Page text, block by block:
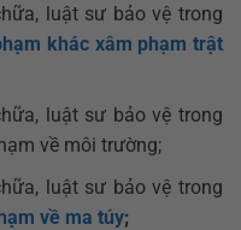
luật sư bảo vệ trong
khác xâm phạm trật
luật sư bảo vệ trong
về môi trường;
luật sư bảo vệ trong
về ma túy;